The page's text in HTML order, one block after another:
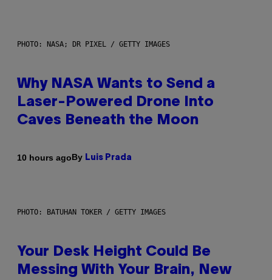
PHOTO: NASA; DR PIXEL / GETTY IMAGES
Why NASA Wants to Send a
Laser-Powered Drone Into
Caves Beneath the Moon
10 hours agoBy Luis Prada
PHOTO: BATUHAN TOKER / GETTY IMAGES
Your Desk Height Could Be
Messing With Your Brain, New